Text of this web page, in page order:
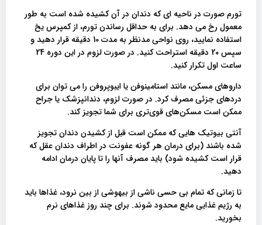
تورم صورت در ناحیه ای که دندان در آن کشیده شده است به طور
معمول رخ می دهد. برای به حداقل رساندن تورم، از کمپرس یخ
استفاده نمایید، روی نواحی مدنظر به مدت 10 دقیقه قرار دهید و
سپس 20 دقیقه استراحت کنید. در صورت لزوم در این دوره 24
ساعت اول تکرار کنید.
داروهای مسکن، مانند استامینوفن یا ایبوپروفن را می توان برای
دردهای جزئی مصرف کرد. در صورت لزوم، دندانپزشک یا جراح
ممکن است مسکن‌های قوی‌تری برای شما تجویز کند.
آنتی بیوتیک هایی که ممکن است قبل از کشیدن دندان تجویز
شده باشند (برای درمان هر گونه عفونت در اطراف دندان عقل که
قرار است کشیده شود) باید مصرف آنها را تا پایان درمان ادامه
دهید.
تا زمانی که تمام بی حسی ناشی از بیهوشی از بین نرود، غذاها باید
به رژیم غذایی مایع محدود شوند. برای چند روز غذاهای نرم
بخورید.